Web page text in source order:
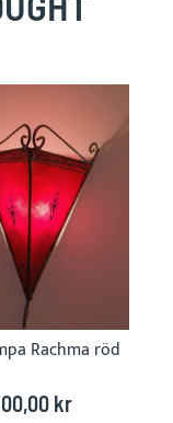
Rachma röd
kr